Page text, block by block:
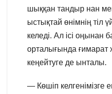
шыққан тандыр нан
ыстықтай өнімнің тіл
келеді. Ал ісі оңынан
орталығында ғимарат
кеңейтуге де ынталы.
— Көшіп келгенімізге